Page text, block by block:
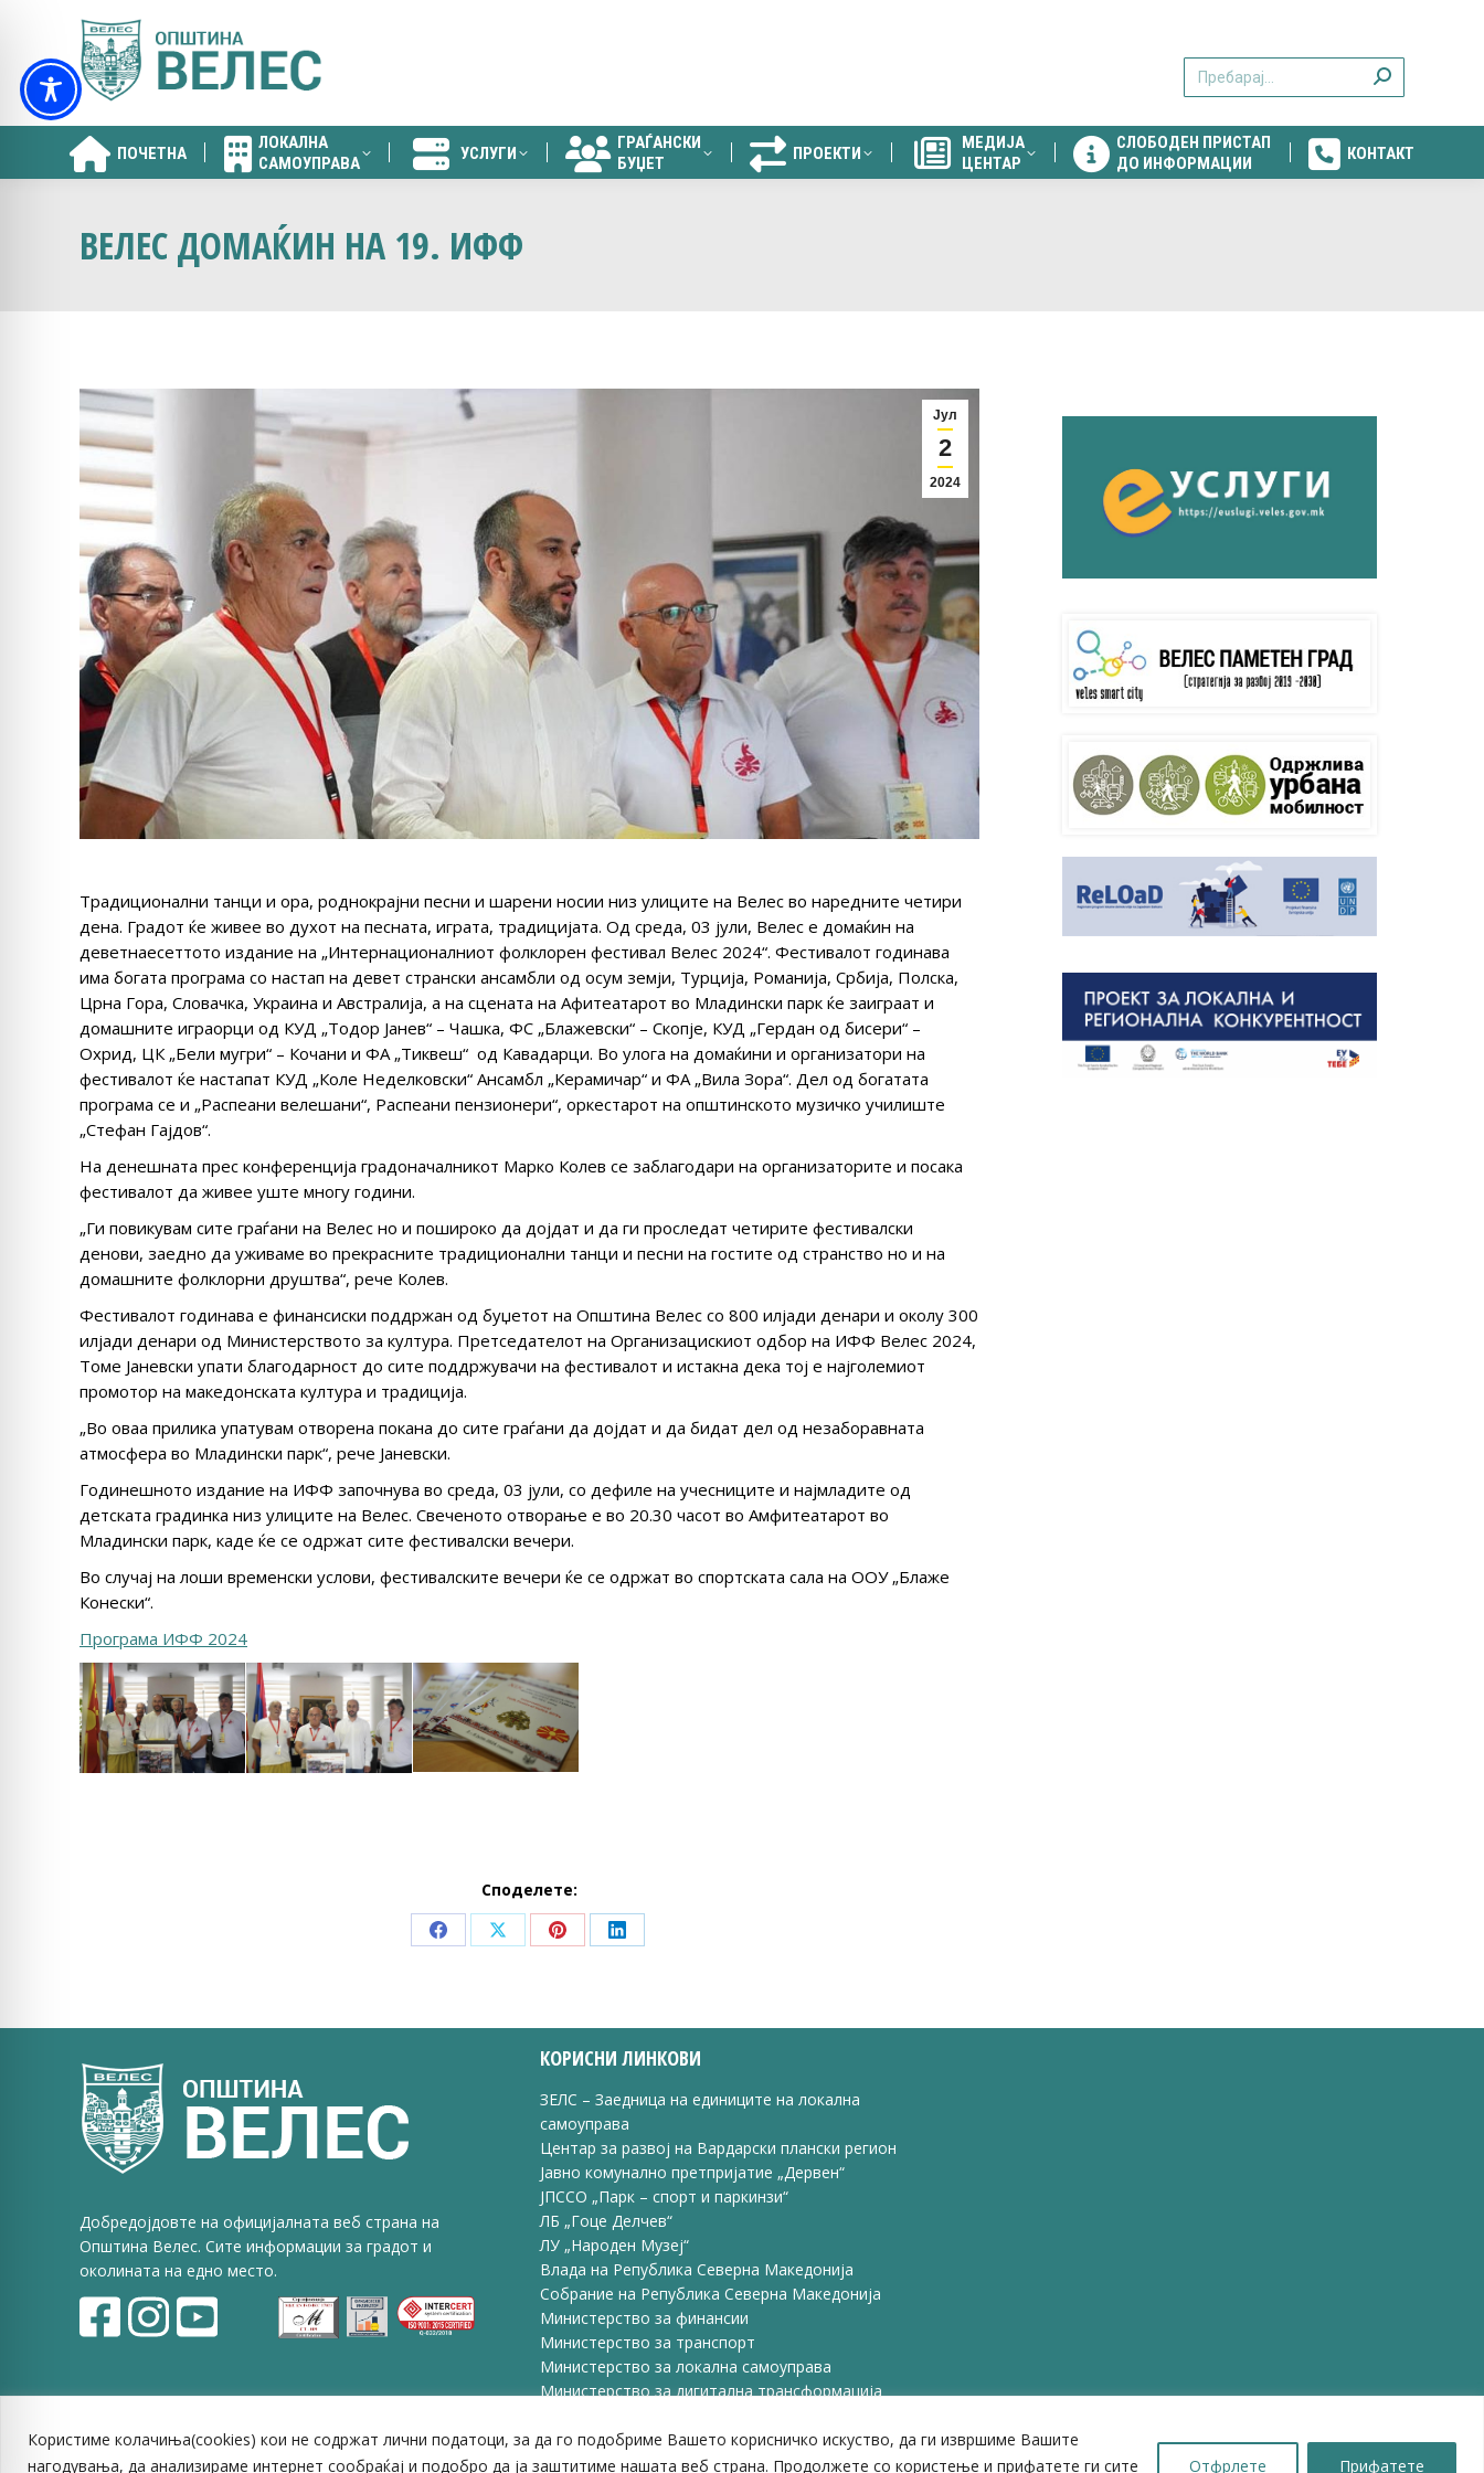
Користиме колачиња(cookies) кои не содржат лични податоци, за да го подобриме Вашето корисничко искуство, да ги извршиме Вашите
нагодувања, да анализираме интернет сообраќај и подобро да ја заштитиме нашата веб страна. Продолжете со користење и прифатете ги сите
Отфрлете Прифатете
ПОЧЕТНА
ЛОКАЛНА
САМОУПРАВА
УСЛУГИ
ГРАЃАНСКИ
БУЏЕТ
ПРОЕКТИ
МЕДИЈА
ЦЕНТАР
СЛОБОДЕН ПРИСТАП
ДО ИНФОРМАЦИИ
КОНТАКТ
ВЕЛЕС ДОМАЌИН НА 19. ИФФ
Јул
2
2024
Традиционални танци и ора, роднокрајни песни и шарени носии низ улиците на Велес во наредните четири
дена. Градот ќе живее во духот на песната, играта, традицијата. Од среда, 03 јули, Велес е домаќин на
деветнаесеттото издание на „Интернационалниот фолклорен фестивал Велес 2024“. Фестивалот годинава
има богата програма со настап на девет странски ансамбли од осум земји, Турција, Романија, Србија, Полска,
Црна Гора, Словачка, Украина и Австралија, а на сцената на Афитеатарот во Младински парк ќе заиграат и
домашните играорци од КУД „Тодор Јанев“ – Чашка, ФС „Блажевски“ – Скопје, КУД „Гердан од бисери“ –
Охрид, ЦК „Бели мугри“ – Кочани и ФА „Тиквеш“ од Кавадарци. Во улога на домаќини и организатори на
фестивалот ќе настапат КУД „Коле Неделковски“ Ансамбл „Керамичар“ и ФА „Вила Зора“. Дел од богатата
програма се и „Распеани велешани“, Распеани пензионери“, оркестарот на општинското музичко училиште
„Стефан Гајдов“.
На денешната прес конференција градоначалникот Марко Колев се заблагодари на организаторите и посака
фестивалот да живее уште многу години.
„Ги повикувам сите граѓани на Велес но и пошироко да дојдат и да ги проследат четирите фестивалски
денови, заедно да уживаме во прекрасните традиционални танци и песни на гостите од странство но и на
домашните фолклорни друштва“, рече Колев.
Фестивалот годинава е финансиски поддржан од буџетот на Општина Велес со 800 илјади денари и околу 300
илјади денари од Министерството за култура. Претседателот на Организацискиот одбор на ИФФ Велес 2024,
Томе Јаневски упати благодарност до сите поддржувачи на фестивалот и истакна дека тој е најголемиот
промотор на македонската култура и традиција.
„Во оваа прилика упатувам отворена покана до сите граѓани да дојдат и да бидат дел од незаборавната
атмосфера во Младински парк“, рече Јаневски.
Годинешното издание на ИФФ започнува во среда, 03 јули, со дефиле на учесниците и најмладите од
детската градинка низ улиците на Велес. Свеченото отворање е во 20.30 часот во Амфитеатарот во
Младински парк, каде ќе се одржат сите фестивалски вечери.
Во случај на лоши временски услови, фестивалските вечери ќе се одржат во спортската сала на ООУ „Блаже
Конески“.
Програма ИФФ 2024
Споделете:
Share Share Share Share
Добредојдовте на официјалната веб страна на
Општина Велес. Сите информации за градот и
околината на едно место.
КОРИСНИ ЛИНКОВИ
ЗЕЛС – Заедница на единиците на локална
самоуправа
Центар за развој на Вардарски плански регион
Јавно комунално претпријатие „Дервен“
ЈПССО „Парк – спорт и паркинзи“
ЛБ „Гоце Делчев“
ЛУ „Народен Музеј“
Влада на Република Северна Македонија
Собрание на Република Северна Македонија
Министерство за финансии
Министерство за транспорт
Министерство за локална самоуправа
Министерство за дигитална трансформација
Министерство за образование и наука
ПОЧЕТНА